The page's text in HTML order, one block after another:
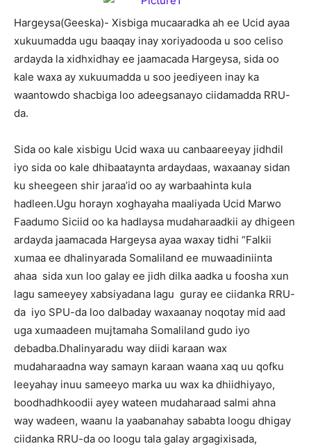
Hargeysa(Geeska)- Xisbiga mucaaradka ah ee Ucid ayaa
xukuumadda ugu baaqay inay xoriyadooda u soo celiso
ardayda la xidhxidhay ee jaamacada Hargeysa, sida oo
kale waxa ay xukuumadda u soo jeediyeen inay ka
waantowdo shacbiga loo adeegsanayo ciidamadda RRU-
da.
Sida oo kale xisbigu Ucid waxa uu canbaareeyay jidhdil
iyo sida oo kale dhibaataynta ardaydaas, waxaanay sidan
ku sheegeen shir jaraa’id oo ay warbaahinta kula
hadleen.Ugu horayn xoghayaha maaliyada Ucid Marwo
Faadumo Siciid oo ka hadlaysa mudaharaadkii ay dhigeen
ardayda jaamacada Hargeysa ayaa waxay tidhi “Falkii
xumaa ee dhalinyarada Somaliland ee muwaadiniinta
ahaa sida xun loo galay ee jidh dilka aadka u foosha xun
lagu sameeyey xabsiyadana lagu guray ee ciidanka RRU-
da iyo SPU-da loo dalbaday waxaanay noqotay mid aad
uga xumaadeen mujtamaha Somaliland gudo iyo
debadba.Dhalinyaradu way diidi karaan wax
mudaharaadna way samayn karaan waana xaq uu qofku
leeyahay inuu sameeyo marka uu wax ka dhiidhiyayo,
boodhadhkoodii ayey wateen mudaharaad salmi ahna
way wadeen, waanu la yaabanahay sababta loogu dhigay
ciidanka RRU-da oo loogu tala galay argagixisada,